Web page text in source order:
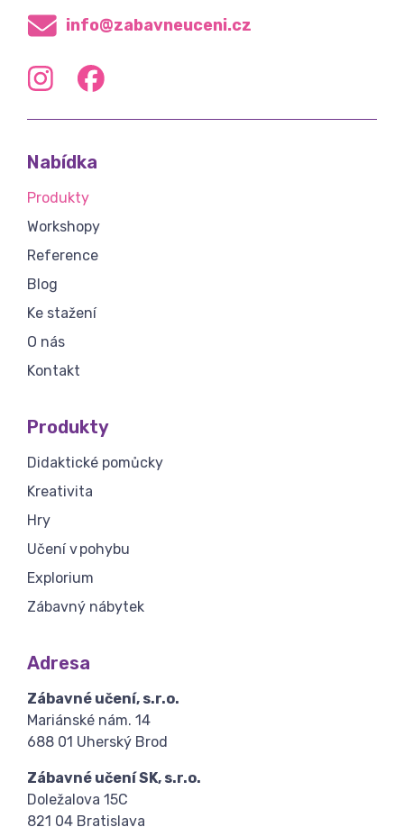
info@zabavneuceni.cz
Nabídka
Produkty
Workshopy
Reference
Blog
Ke stažení
O nás
Kontakt
Produkty
Didaktické pomůcky
Kreativita
Hry
Učení v pohybu
Explorium
Zábavný nábytek
Adresa
Zábavné učení, s.r.o.
Mariánské nám. 14
688 01 Uherský Brod
Zábavné učení SK, s.r.o.
Doležalova 15C
821 04 Bratislava